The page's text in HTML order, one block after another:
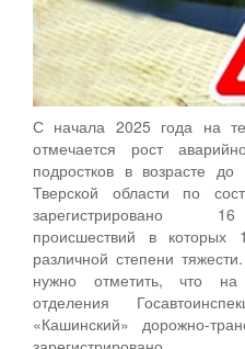
С начала 2025 года на
отмечается рост
подростков в возрасте
Тверской области по
зарегистрировано 16
происшествий в которых
различной степени
нужно отметить, что на
отделения
«Кашинский» дорожно-